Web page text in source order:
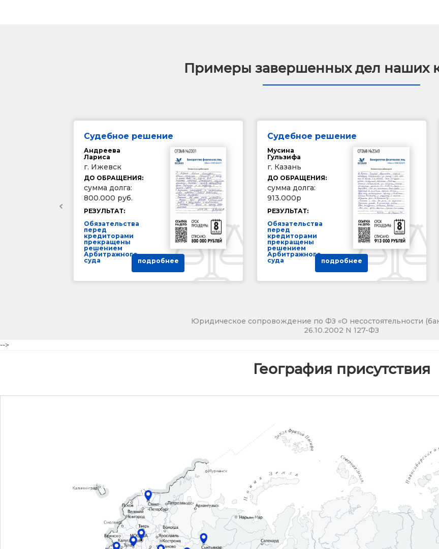
Примеры завершенных дел наших
Судебное решение
Андреева
Лариса
г. Ижевск
ДО ОБРАЩЕНИЯ:
сумма долга:
800.000 руб.
РЕЗУЛЬТАТ:
Обязательства
перед
кредиторами
прекращены
решением
Арбитражного
суда
подробнее
Судебное решение
Мусина
Гульзифа
г. Казань
ДО ОБРАЩЕНИЯ:
сумма долга:
913.000р
РЕЗУЛЬТАТ:
Обязательства
перед
кредиторами
прекращены
решением
Арбитражного
суда
подробнее
Юридическое сопровождение по ФЗ «О несостоятельности
26.10.2002 N 127-ФЗ
-->
География присутствия